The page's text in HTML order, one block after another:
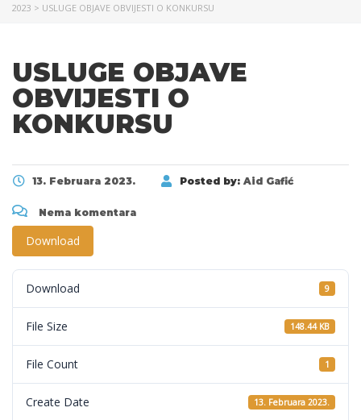
2023 > USLUGE OBJAVE OBVIJESTI O KONKURSU
USLUGE OBJAVE
OBVIJESTI O
KONKURSU
13. Februara 2023. Posted by: Aid Gafić
Nema komentara
Download
Download 9
File Size 148.44 KB
File Count 1
Create Date 13. Februara 2023.